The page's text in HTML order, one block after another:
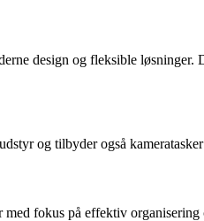
design og fleksible
og tilbyder også
fokus på effektiv